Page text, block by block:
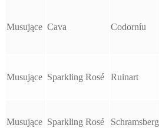
Musujące Cava Codorníu
Musujące Sparkling Rosé Ruinart
Musujące Sparkling Rosé Schramsberg